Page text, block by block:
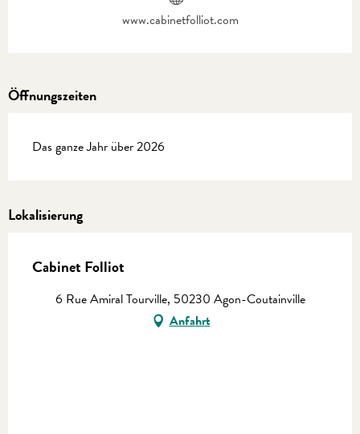
www.cabinetfolliot.com
Öffnungszeiten
Das ganze Jahr über 2026
Lokalisierung
Cabinet Folliot
6 Rue Amiral Tourville, 50230 Agon-Coutainville
Anfahrt